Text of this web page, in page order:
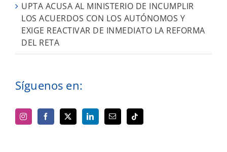
UPTA ACUSA AL MINISTERIO DE INCUMPLIR
LOS ACUERDOS CON LOS AUTÓNOMOS Y
EXIGE REACTIVAR DE INMEDIATO LA REFORMA
DEL RETA
Síguenos en: